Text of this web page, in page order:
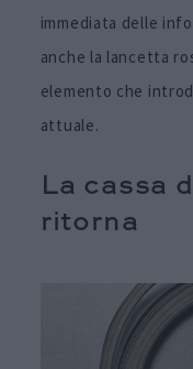
immediata delle
anche la lancetta
elemento che
attuale.
La cassa
ritorna